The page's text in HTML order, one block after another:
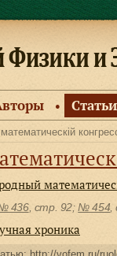
● Статьи
436, стр. 92;№ 454,
хроника